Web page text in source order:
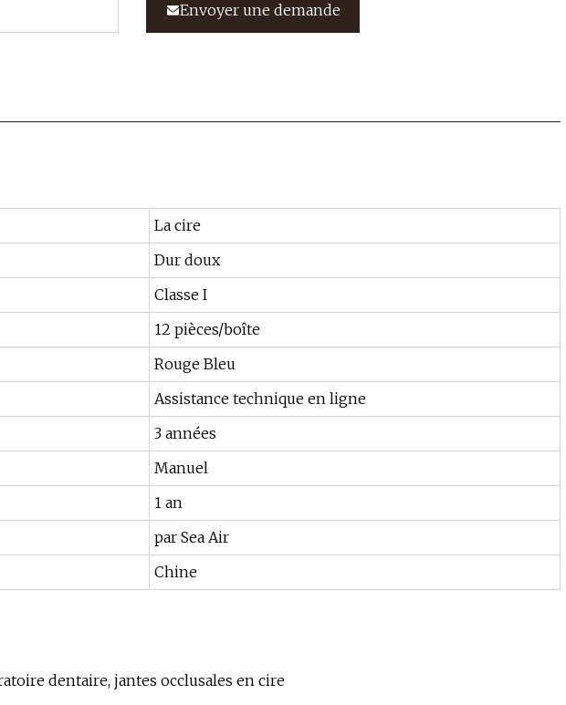
Envoyer une demande
La cire
Dur doux
Classe I
12 pièces/boîte
Rouge Bleu
Assistance technique en ligne
3 années
Manuel
1 an
par Sea Air
Chine
dentaire, jantes occlusales en cire